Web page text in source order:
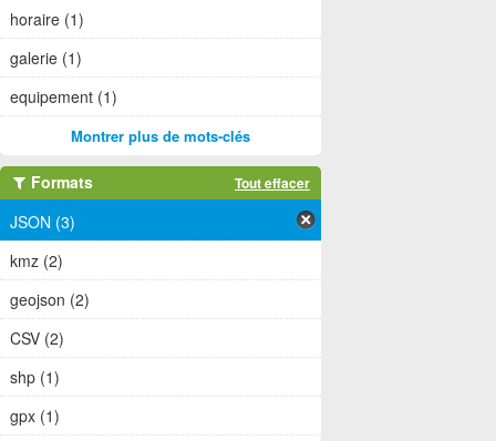
horaire (1)
galerie (1)
equipement (1)
Montrer plus de mots-clés
Formats Tout effacer
JSON (3)
kmz (2)
geojson (2)
CSV (2)
shp (1)
gpx (1)